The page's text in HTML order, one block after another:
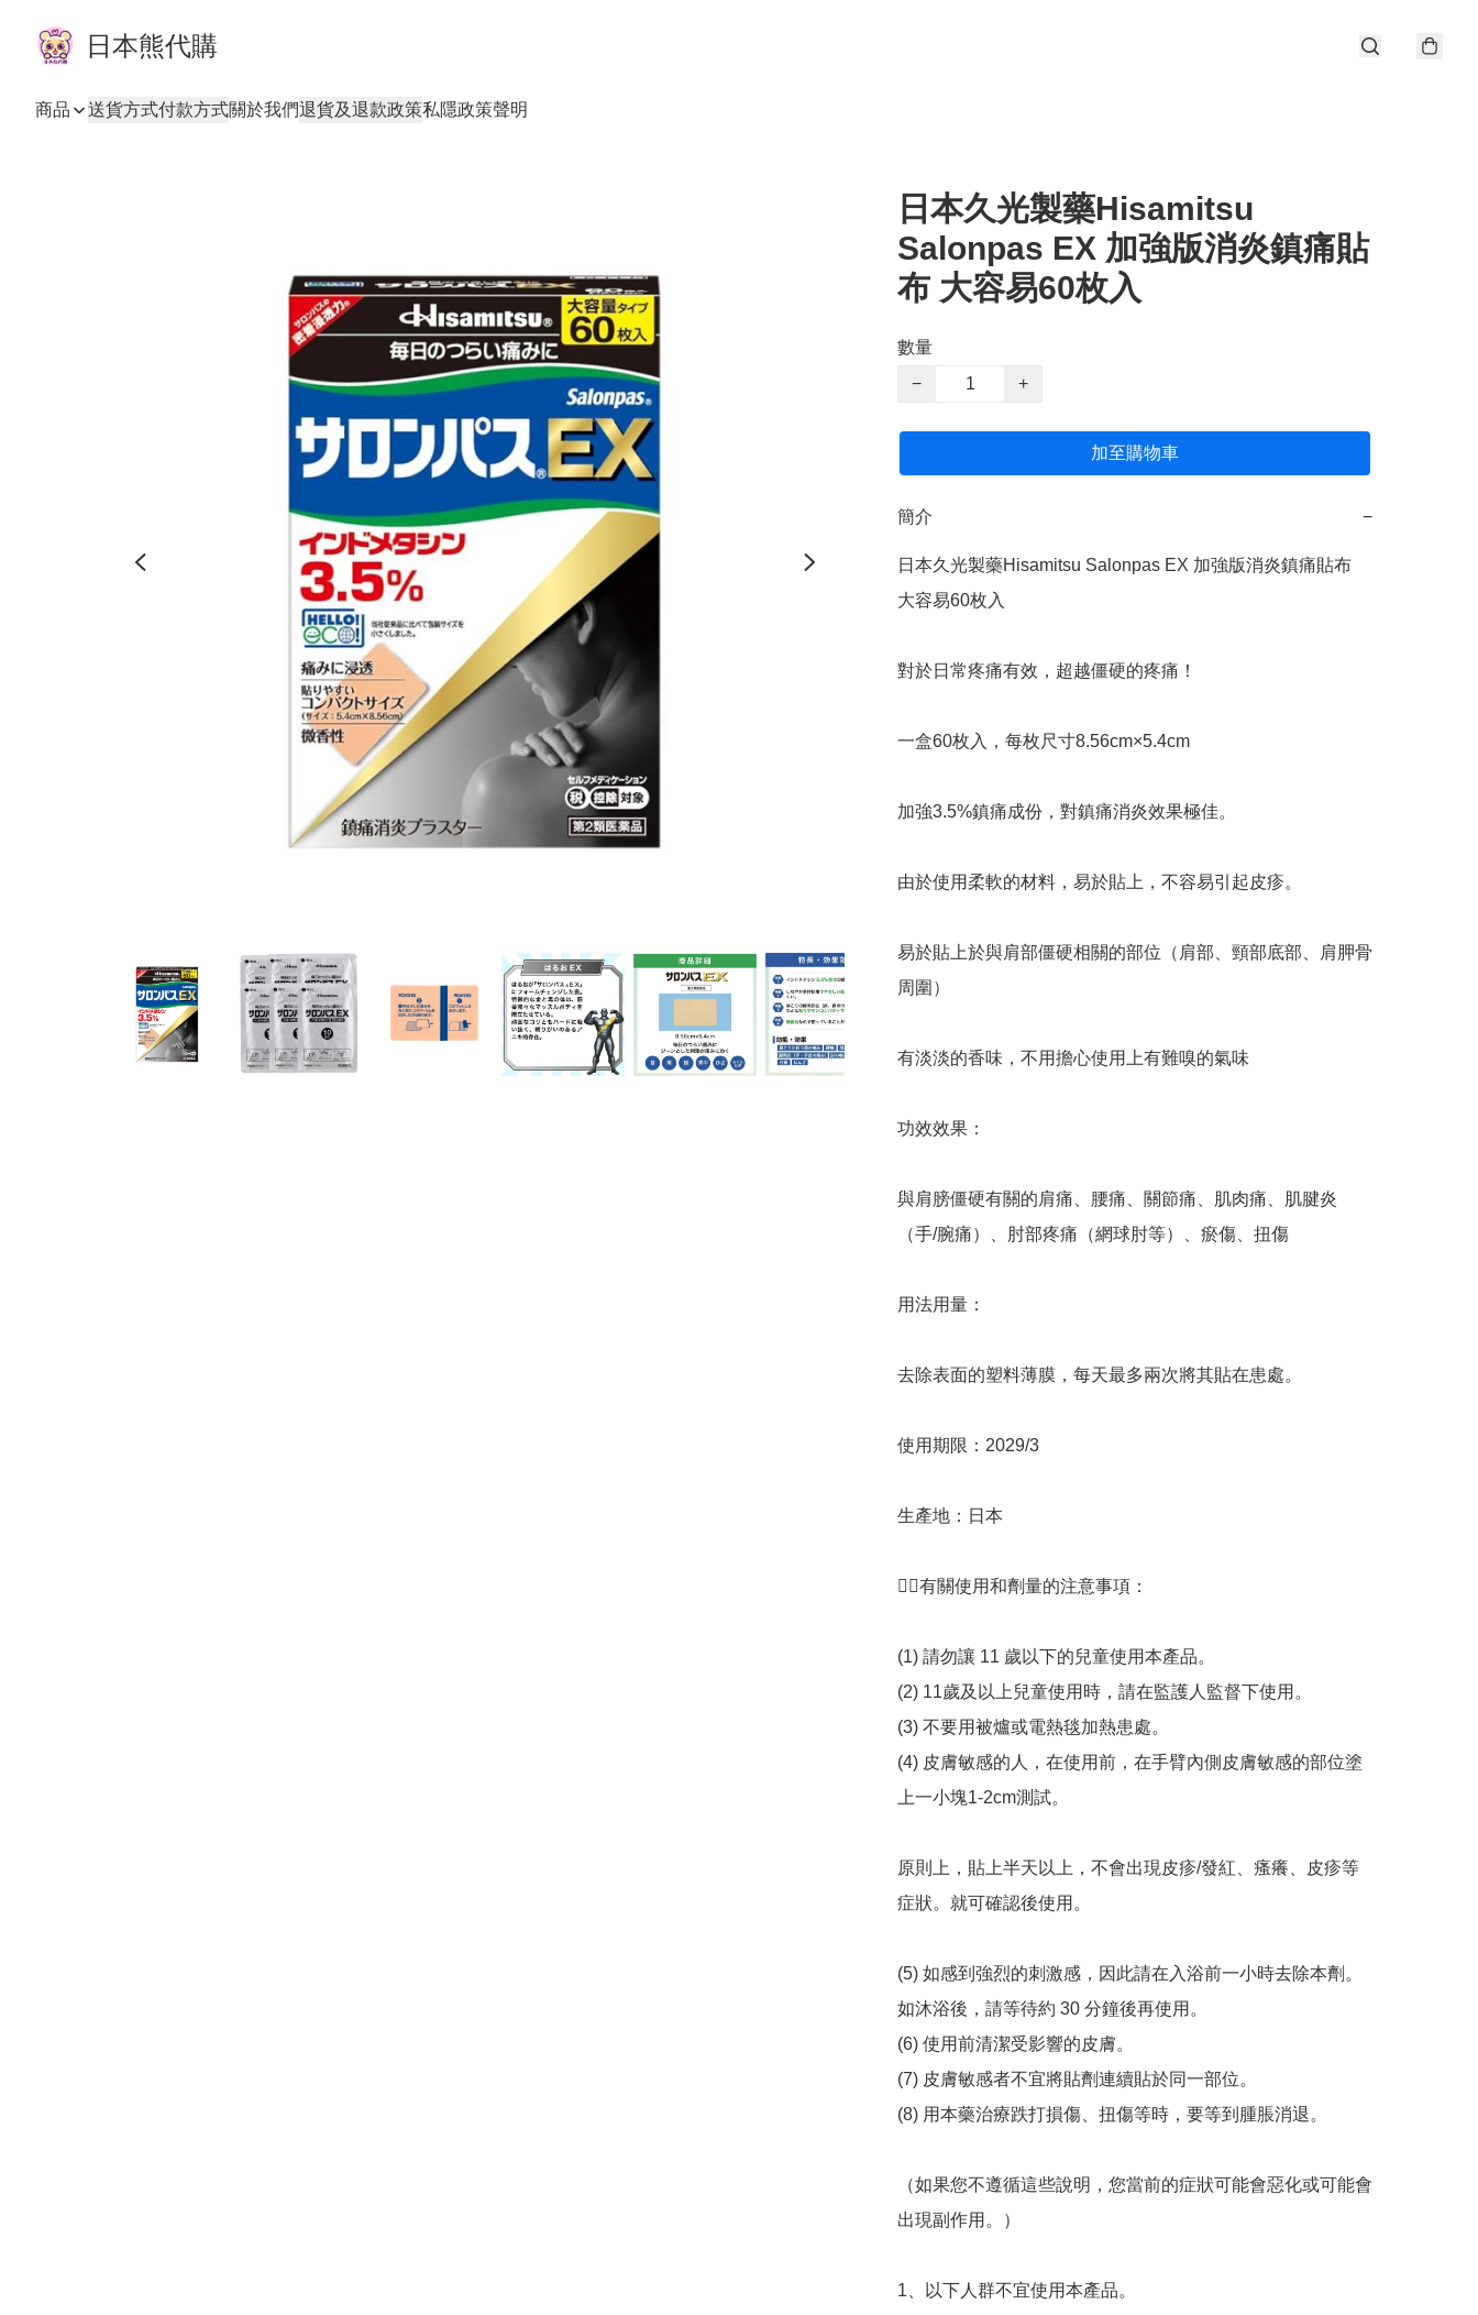
日本熊代購
商品 送貨方式付款方式關於我們退貨及退款政策私隱政策聲明
日本久光製藥Hisamitsu
Salonpas EX 加強版消炎鎮痛貼
布 大容易60枚入
數量
−
+
加至購物車
簡介 −
日本久光製藥Hisamitsu Salonpas EX 加強版消炎鎮痛貼布
大容易60枚入
對於日常疼痛有效，超越僵硬的疼痛！
一盒60枚入，每枚尺寸8.56cm×5.4cm
加強3.5%鎮痛成份，對鎮痛消炎效果極佳。
由於使用柔軟的材料，易於貼上，不容易引起皮疹。
易於貼上於與肩部僵硬相關的部位（肩部、頸部底部、肩胛骨
周圍）
有淡淡的香味，不用擔心使用上有難嗅的氣味
功效效果：
與肩膀僵硬有關的肩痛、腰痛、關節痛、肌肉痛、肌腱炎
（手/腕痛）、肘部疼痛（網球肘等）、瘀傷、扭傷
用法用量：
去除表面的塑料薄膜，每天最多兩次將其貼在患處。
使用期限：2029/3
生產地：日本
👉🏻有關使用和劑量的注意事項：
(1) 請勿讓 11 歲以下的兒童使用本產品。
(2) 11歲及以上兒童使用時，請在監護人監督下使用。
(3) 不要用被爐或電熱毯加熱患處。
(4) 皮膚敏感的人，在使用前，在手臂內側皮膚敏感的部位塗
上一小塊1-2cm測試。
原則上，貼上半天以上，不會出現皮疹/發紅、瘙癢、皮疹等
症狀。就可確認後使用。
(5) 如感到強烈的刺激感，因此請在入浴前一小時去除本劑。
如沐浴後，請等待約 30 分鐘後再使用。
(6) 使用前清潔受影響的皮膚。
(7) 皮膚敏感者不宜將貼劑連續貼於同一部位。
(8) 用本藥治療跌打損傷、扭傷等時，要等到腫脹消退。
（如果您不遵循這些說明，您當前的症狀可能會惡化或可能會
出現副作用。）
1、以下人群不宜使用本產品。